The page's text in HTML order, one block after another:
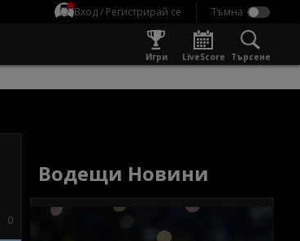
Вход / Регистрирай се
Игри LiveScore Търсене
0
Водещи Новини